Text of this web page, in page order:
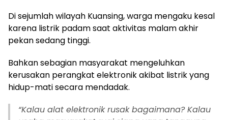
Di sejumlah wilayah Kuansing, warga mengaku kesal
karena listrik padam saat aktivitas malam akhir
pekan sedang tinggi.
Bahkan sebagian masyarakat mengeluhkan
kerusakan perangkat elektronik akibat listrik yang
hidup-mati secara mendadak.
“Kalau alat elektronik rusak bagaimana? Kalau